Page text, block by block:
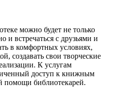
можно будет не только
и встречаться с друзьями и
в комфортных условиях,
создавать свои творческие
К услугам
доступ к книжным
помощи библиотекарей.